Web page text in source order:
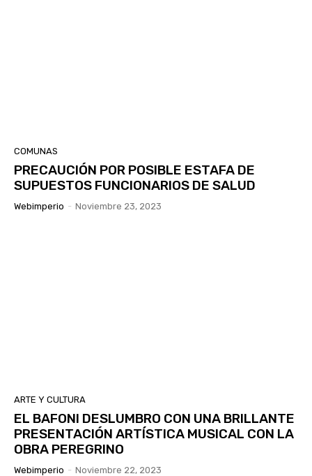
COMUNAS
PRECAUCIÓN POR POSIBLE ESTAFA DE
SUPUESTOS FUNCIONARIOS DE SALUD
Webimperio - Noviembre 23, 2023
ARTE Y CULTURA
EL BAFONI DESLUMBRO CON UNA BRILLANTE
PRESENTACIÓN ARTÍSTICA MUSICAL CON LA
OBRA PEREGRINO
Webimperio - Noviembre 22, 2023